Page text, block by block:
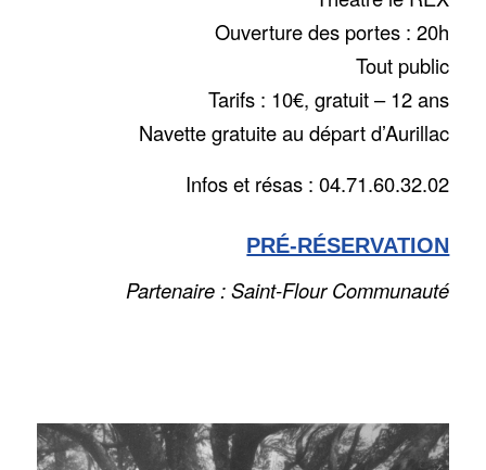
Ouverture des portes : 20h
Tout public
Tarifs : 10€, gratuit – 12 ans
Navette gratuite au départ d’Aurillac
Infos et résas : 04.71.60.32.02
PRÉ-RÉSERVATION
Partenaire : Saint-Flour Communauté